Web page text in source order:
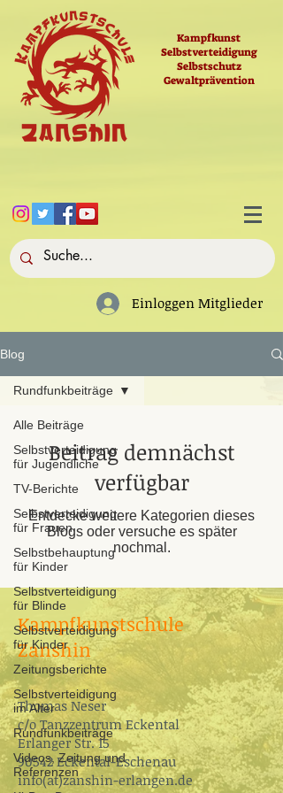
Kampfkunst
Selbstverteidigung
Selbstschutz
Gewaltprävention
Einloggen Mitglieder
Blog
Alle Beiträge
Selbstverteidigung
für Jugendliche
TV-Berichte
Selbstverteidigung
für Frauen
Selbstbehauptung
für Kinder
Selbstverteidigung
für Blinde
Selbstverteidigung
für Kinder
Zeitungsberichte
Selbstverteidigung
im Alter
Rundfunkbeiträge
Videos, Zeitung und
Referenzen
Rundfunkbeiträge
Beitrag demnächst
verfügbar
Entdecke weitere Kategorien dieses
Blogs oder versuche es später
nochmal.
Kampfkunstschule
Zanshin
Thomas Neser
c/o ​Tanzzentrum Eckental
Erlanger Str. 15
90542 Eckental-Eschenau​
info(at)zanshin-erlangen.de